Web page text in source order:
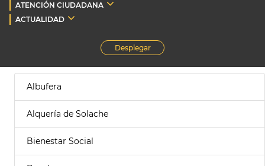
ATENCIÓN CIUDADANA
ACTUALIDAD
Desplegar
Albufera
Alquería de Solache
Bienestar Social